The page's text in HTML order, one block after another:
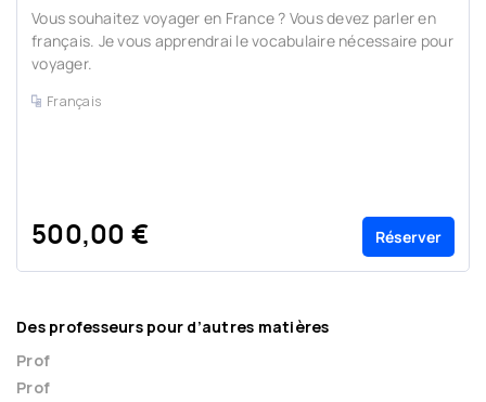
Vous souhaitez voyager en France ? Vous devez parler en
français. Je vous apprendrai le vocabulaire nécessaire pour
voyager.
Français
500,00 € Réserver
Des professeurs pour d’autres matières
Prof
Prof